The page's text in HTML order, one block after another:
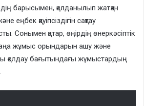
барысымен, қолданылып жатқан
еңбек қауіпсіздігін сақтау
Сонымен қатар, өңірдің өнеркәсіптік
жұмыс орындарын ашу және
қолдау бағытындағы жұмыстардың